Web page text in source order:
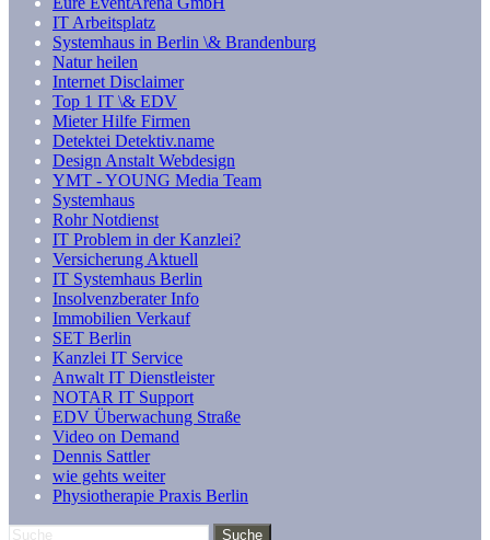
IT Arbeitsplatz
Systemhaus in Berlin \& Brandenburg
Natur heilen
Internet Disclaimer
Top 1 IT \& EDV
Mieter Hilfe Firmen
Detektei Detektiv.name
Design Anstalt Webdesign
YMT - YOUNG Media Team
Systemhaus
Rohr Notdienst
IT Problem in der Kanzlei?
Versicherung Aktuell
IT Systemhaus Berlin
Insolvenzberater Info
Immobilien Verkauf
SET Berlin
Kanzlei IT Service
Anwalt IT Dienstleister
NOTAR IT Support
EDV Überwachung Straße
Video on Demand
Dennis Sattler
wie gehts weiter
Physiotherapie Praxis Berlin